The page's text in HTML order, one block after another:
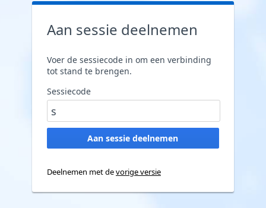
Aan sessie deelnemen
Voer de sessiecode in om een verbinding
tot stand te brengen.
Sessiecode
Deelnemen met devorige versie